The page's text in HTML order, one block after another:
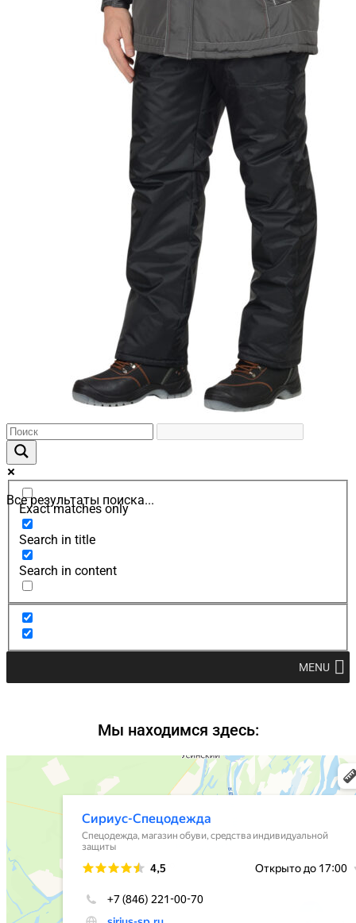
Все результаты поиска...
Exact matches only
Search in title
Search in content
MENU
Мы находимся здесь: